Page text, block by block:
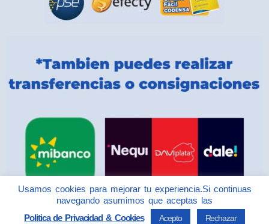
Usamos cookies para mejorar tu experiencia.Si continuas
navegando asumimos que aceptas las
Politica de Privacidad & Cookies
Acepto Rechazar